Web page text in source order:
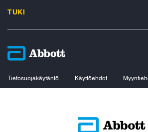
TUKI
Tietosuojakäytäntö Käyttöehdot